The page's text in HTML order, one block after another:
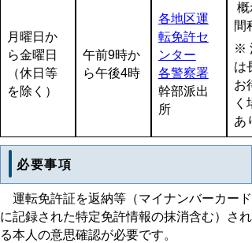
月曜日か
ら金曜日
（休日等
を除く）
午前9時か
ら午後4時
各地区運
転免許セ
ンター
各警察署
幹部派出
所
概
間
※
は
お
く
あ
必要事項
運転免許証を返納等（マイナンバーカード
に記録された特定免許情報の抹消含む）され
る本人の意思確認が必要です。